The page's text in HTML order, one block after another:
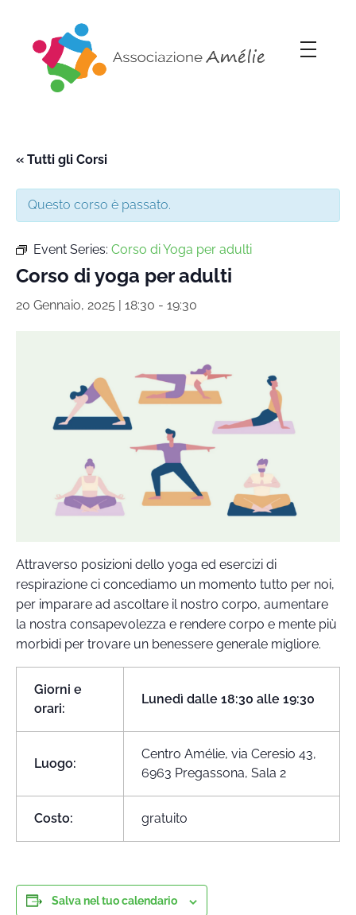
« Tutti gli Corsi
Questo corso è passato.
Event Series: Corso di Yoga per adulti
Corso di yoga per adulti
20 Gennaio, 2025 | 18:30 - 19:30
Attraverso posizioni dello yoga ed esercizi di
respirazione ci concediamo un momento tutto per noi,
per imparare ad ascoltare il nostro corpo, aumentare
la nostra consapevolezza e rendere corpo e mente più
morbidi per trovare un benessere generale migliore.
Giorni e
orari:
Lunedì dalle 18:30 alle 19:30
Luogo:
Centro Amélie, via Ceresio 43,
6963 Pregassona,Sala 2
Costo: gratuito
Salva nel tuo calendario